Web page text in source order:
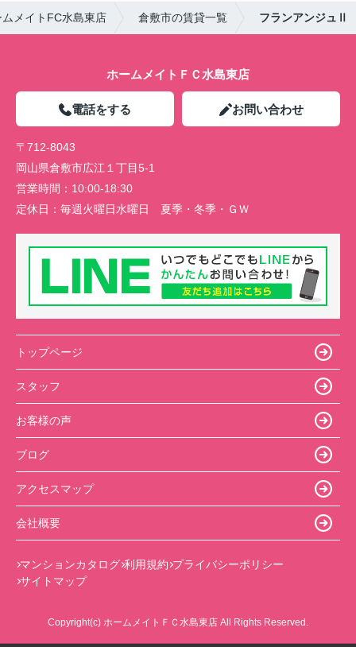
メイトFC水島東店 倉敷市の賃貸一覧 フランアンジュⅡ
ホームメイトＦＣ水島東店
電話をする お問い合わせ
〒712-8043
岡山県倉敷市広江１丁目5-1
営業時間： 10:00-18:30
定休日： 毎週火曜日水曜日 夏季・冬季・ＧＷ
トップページ
スタッフ
お客様の声
ブログ
アクセスマップ
会社概要
マンションカタログ 利用規約 プライバシーポリシー
サイトマップ
Copyright(c) ホームメイトＦＣ水島東店 All Rights Reserved.